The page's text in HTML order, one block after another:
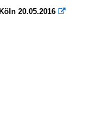
20.05.2016 